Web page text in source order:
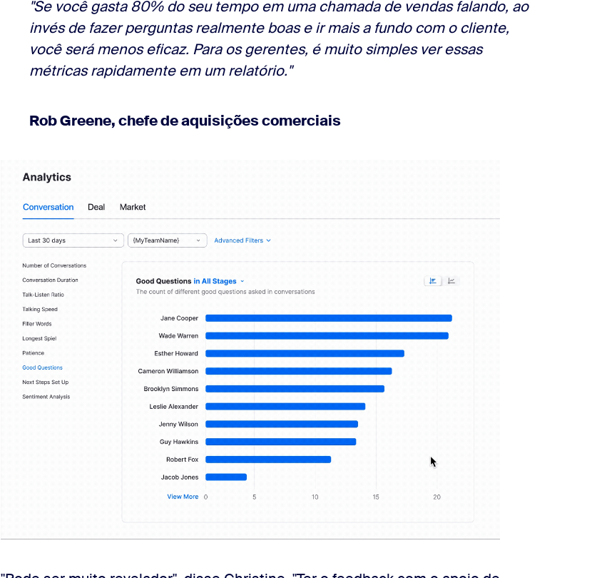
"Se você gasta 80% do seu tempo em uma chamada de vendas falando, ao
invés de fazer perguntas realmente boas e ir mais a fundo com o cliente,
você será menos eficaz. Para os gerentes, é muito simples ver essas
métricas rapidamente em um relatório."
Rob Greene, chefe de aquisições comerciais